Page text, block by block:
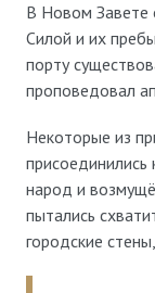
В Новом Завете
Силой и их
порту
проповедовал
Некоторые из
народ и
пытались
городские